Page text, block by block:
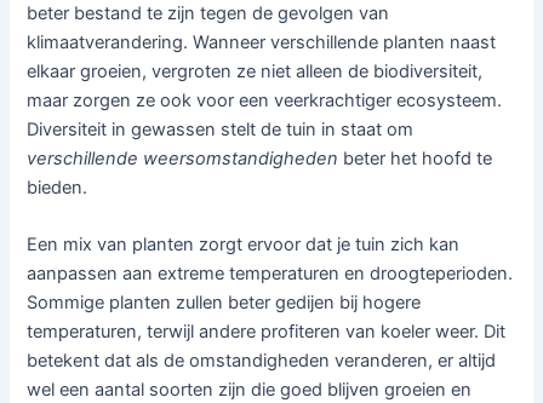
beter bestand te zijn tegen de gevolgen van
klimaatverandering. Wanneer verschillende planten naast
elkaar groeien, vergroten ze niet alleen de biodiversiteit,
maar zorgen ze ook voor een veerkrachtiger ecosysteem.
Diversiteit in gewassen stelt de tuin in staat om
verschillende weersomstandigheden beter het hoofd te
bieden.
Een mix van planten zorgt ervoor dat je tuin zich kan
aanpassen aan extreme temperaturen en droogteperioden.
Sommige planten zullen beter gedijen bij hogere
temperaturen, terwijl andere profiteren van koeler weer. Dit
betekent dat als de omstandigheden veranderen, er altijd
wel een aantal soorten zijn die goed blijven groeien en